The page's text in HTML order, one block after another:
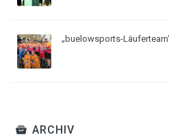
„buelowsports-
ARCHIV